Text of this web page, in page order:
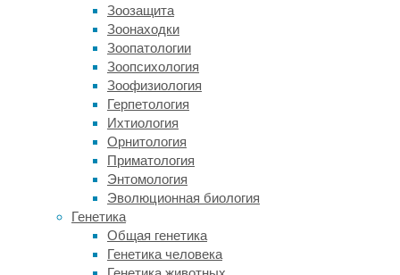
Зоозащита
Зоонаходки
Зоопатологии
Зоопсихология
Зоофизиология
Герпетология
Ихтиология
Орнитология
Приматология
Энтомология
Эволюционная биология
Генетика
Общая генетика
Генетика человека
острове.
Сами
рапануйцы
жили
счет
рыболовства
(примерно
процентов
их
питания)
сельского